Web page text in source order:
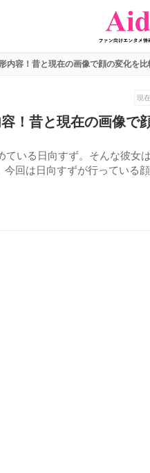
内容！昔と現在の画像で顔の変化を比
現
容！昔と現在の画像で
ている日向すず。そんな彼女
回は日向すずが行っている